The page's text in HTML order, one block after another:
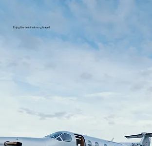
One Mission. Yours.
Enjoy the best in luxury travel!